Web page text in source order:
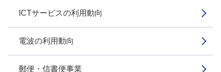
ICTサービスの利用動向
電波の利用動向
郵便・信書便事業